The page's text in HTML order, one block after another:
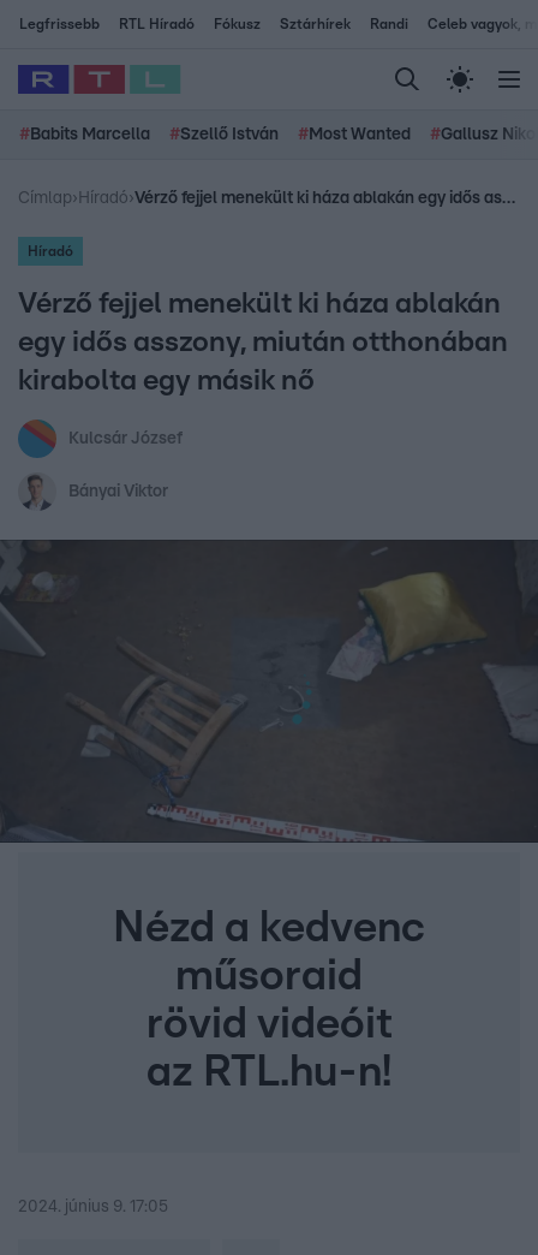
Legfrissebb RTL Híradó Fókusz Sztárhírek Randi Celeb vagyok,
# Babits Marcella #Szellő István # Most Wanted #Gallusz
Címlap› Híradó› Vérző fejjel menekült ki háza ablakán egy idős asszony, miután otthonában kirabolta egy másik nő
Híradó
Vérző fejjel menekült ki háza ablakán
egy idős asszony, miután otthonában
kirabolta egy másik nő
Kulcsár József
Bányai Viktor
Nézd a kedvenc
műsoraid
rövid videóit
az RTL.hu-n!
2024. június 9. 17:05